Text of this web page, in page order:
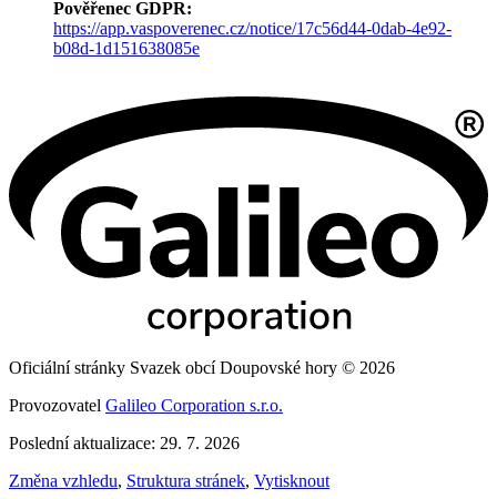
Pověřenec GDPR:
https://app.vaspoverenec.cz/notice/17c56d44-0dab-4e92-
b08d-1d151638085e
Oficiální stránky Svazek obcí Doupovské hory © 2026
Provozovatel Galileo Corporation s.r.o.
Poslední aktualizace: 29. 7. 2026
Změna vzhledu, Struktura stránek, Vytisknout